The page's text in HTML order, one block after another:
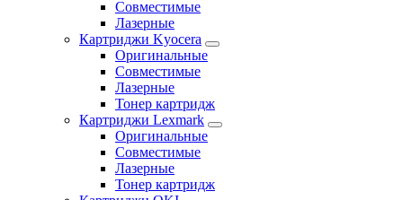
Совместимые
Лазерные
Картриджи Kyocera
Оригинальные
Совместимые
Лазерные
Тонер картридж
Картриджи Lexmark
Оригинальные
Совместимые
Лазерные
Тонер картридж